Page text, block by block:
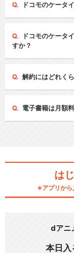
ドコモのケータ
ドコモのケータ
すか？
解約にはどれく
電子書籍は月額
は
※アプリから
dアニ
本日入